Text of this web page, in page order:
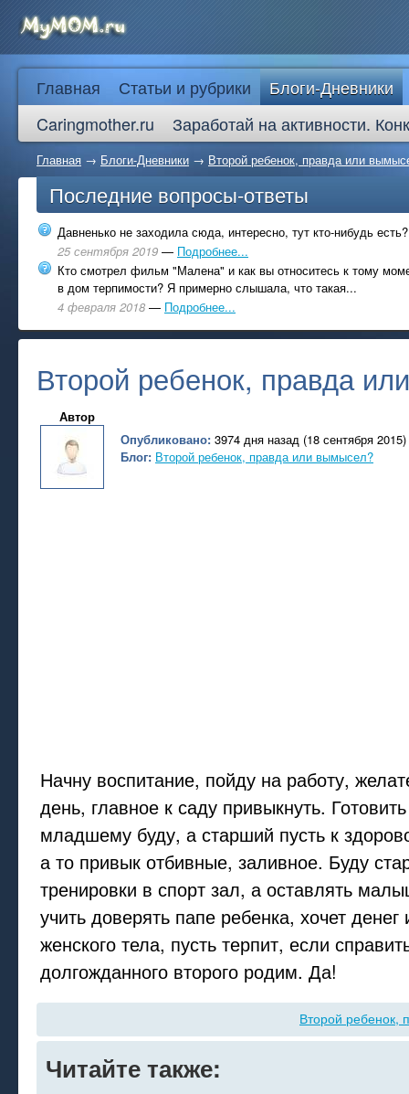
Главная Статьи и рубрики
Блоги-Дневники
Caringmother.ru
Заработай на активности.
Главная → Блоги-Дневники → Второй ребенок, правда или
Последние вопросы-ответы
Давненько не заходила сюда, интересно, тут кто-нибудь есть?
25 сентября 2019 — Подробнее...
Кто смотрел фильм "Малена" и как вы относитесь к тому
в дом терпимости? Я примерно слышала, что такая...
4 февраля 2018 — Подробнее...
Второй ребенок, правда
Автор
Опубликовано: 3974 дня назад (18 сентября 2015)
Блог: Второй ребенок, правда или вымысел?
Начну воспитание, пойду на работу,
день, главное к саду привыкнуть.
младшему буду, а старший пусть к
а то привык отбивные, заливное. Буду
тренировки в спорт зал, а оставлять
учить доверять папе ребенка, хочет денег
женского тела, пусть терпит, если
долгожданного второго родим. Да!
Второй ребенок,
Читайте также: